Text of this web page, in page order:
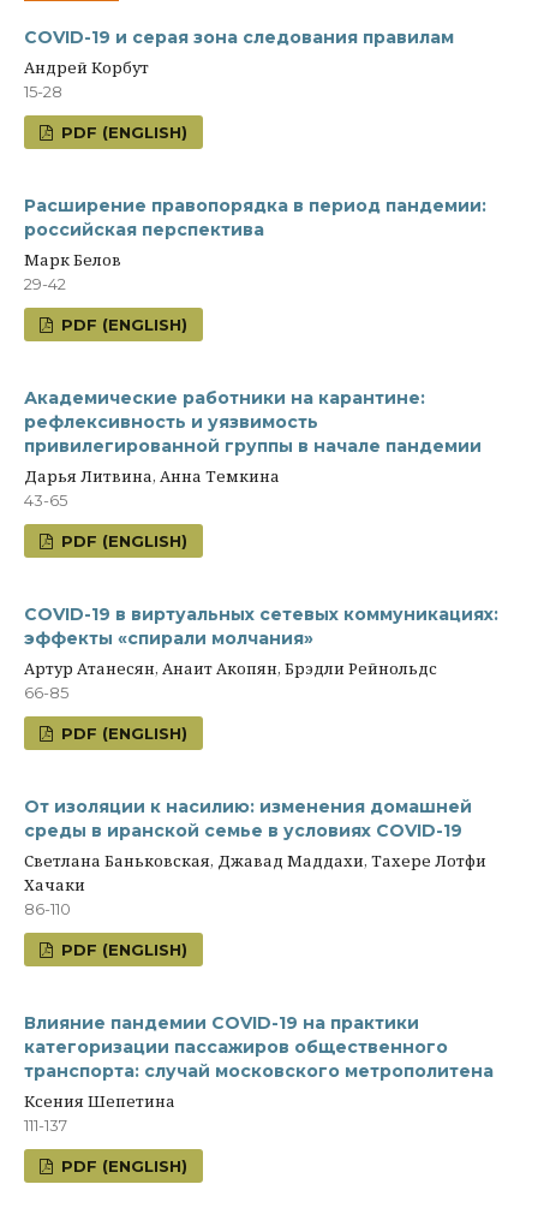
COVID-19 и серая зона следования правилам
Андрей Корбут
15-28
PDF (ENGLISH)
Расширение правопорядка в период пандемии:
российская перспектива
Марк Белов
29-42
PDF (ENGLISH)
Академические работники на карантине:
рефлексивность и уязвимость
привилегированной группы в начале пандемии
Дарья Литвина, Анна Темкина
43-65
PDF (ENGLISH)
COVID-19 в виртуальных сетевых коммуникациях:
эффекты «спирали молчания»
Артур Атанесян, Анаит Акопян, Брэдли Рейнольдс
66-85
PDF (ENGLISH)
От изоляции к насилию: изменения домашней
среды в иранской семье в условиях COVID-19
Светлана Баньковская, Джавад Маддахи, Тахере Лотфи
Хачаки
86-110
PDF (ENGLISH)
Влияние пандемии COVID-19 на практики
категоризации пассажиров общественного
транспорта: случай московского метрополитена
Ксения Шепетина
111-137
PDF (ENGLISH)